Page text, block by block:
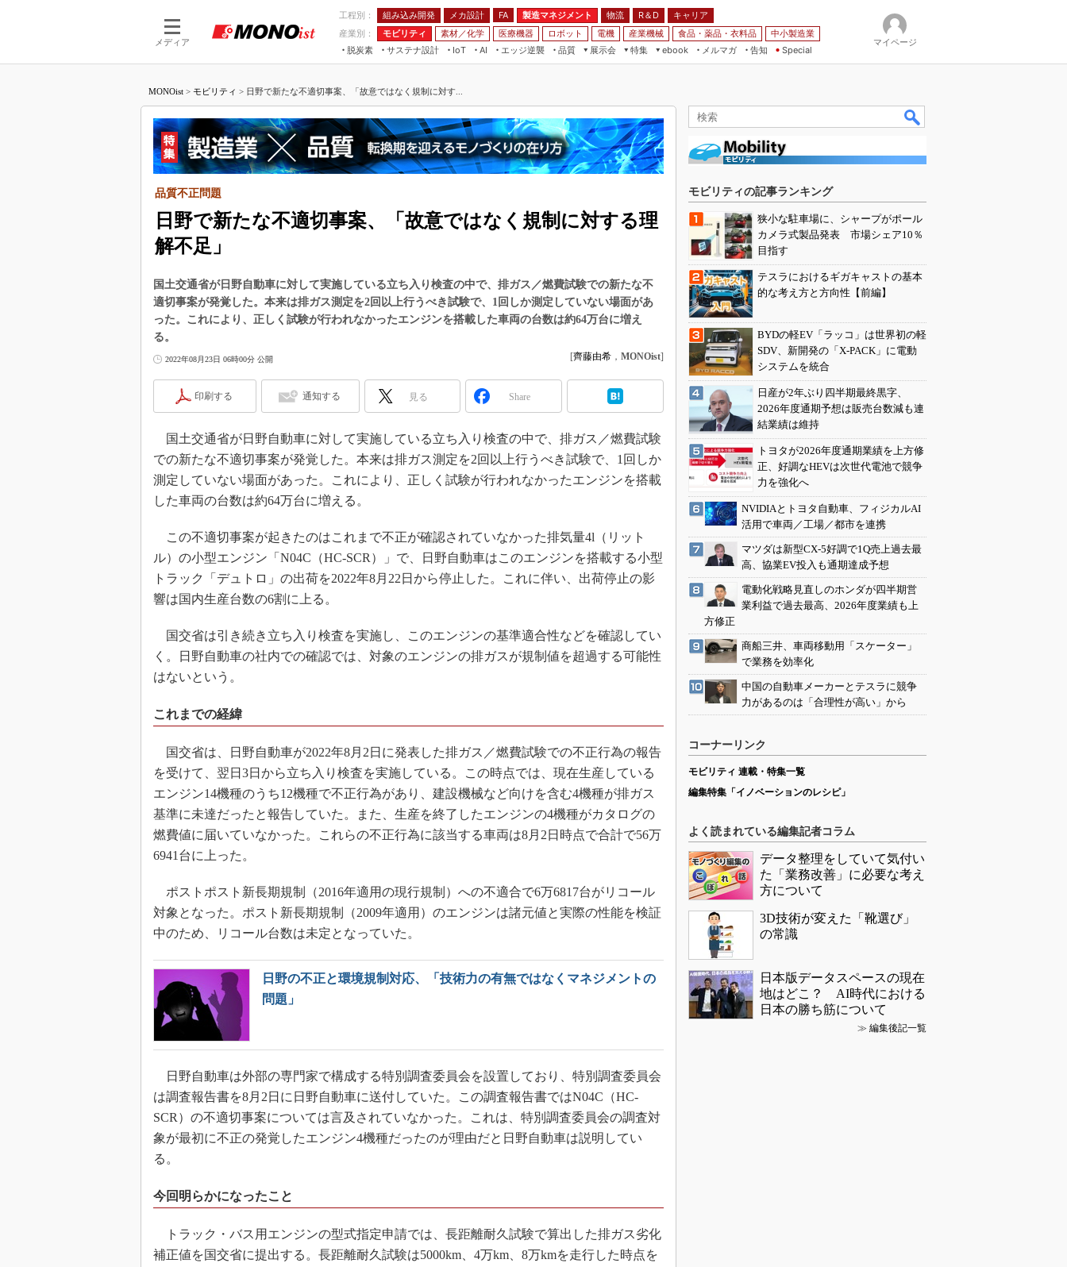
メディア
工程別： 組み込み開発 メカ設計 FA 製造マネジメント 物流 R＆D
キャリア
産業別：
モビリティ 素材／化学 医療機器 ロボット 電機 産業機械 食品・薬品・衣料品
中小製造業
脱炭素
サステナ設計
IoT
つながる工場
つながるサービス
AI
AI×設備保全
Physical AI
エッジ逆襲 品質
展示会
JIMTOF
組込み/エッジ コンピューティング
展＆IoT/5Gソリューション展
IIFES
国際ロボット展
TECHNO-FRONTIER
EdgeTech+
日本ものづくりワールド
特集
5G
VR／AR
フィールドサービス
組み込み画像技術
車載ソフト開発
ISO26262
S＆OP
インダストリー4.0
イノベーション
製造業ビッグデータ
植物工場
知財マネジメント
海外生産
制御セキュリティ
新型コロナへの対応
ebook
製造マネジメント
FA
モビリティ
メルマガ
告知 Special
マイページ
MONOist > モビリティ > 日野で新たな不適切事案、「故意ではなく規制に対す...
日野で新たな不適切事案、「故意ではなく規制に対する理
解不足」
品質不正問題
国土交通省が日野自動車に対して実施している立ち入り検査の中で、排ガス／燃費試験での新たな不
適切事案が発覚した。本来は排ガス測定を2回以上行うべき試験で、1回しか測定していない場面があ
った。これにより、正しく試験が行われなかったエンジンを搭載した車両の台数は約64万台に増え
る。
2022年08月23日 06時00分 公開 [齊藤由希 ， MONOist]
印刷する 通知する 見る Share
国土交通省が日野自動車に対して実施している立ち入り検査の中で、排ガス／燃費試験
での新たな不適切事案が発覚した。本来は排ガス測定を2回以上行うべき試験で、1回しか
測定していない場面があった。これにより、正しく試験が行われなかったエンジンを搭載
した車両の台数は約64万台に増える。
この不適切事案が起きたのはこれまで不正が確認されていなかった排気量4l（リット
ル）の小型エンジン「N04C（HC-SCR）」で、日野自動車はこのエンジンを搭載する小型
トラック「デュトロ」の出荷を2022年8月22日から停止した。これに伴い、出荷停止の影
響は国内生産台数の6割に上る。
国交省は引き続き立ち入り検査を実施し、このエンジンの基準適合性などを確認してい
く。日野自動車の社内での確認では、対象のエンジンの排ガスが規制値を超過する可能性
はないという。
これまでの経緯
国交省は、日野自動車が2022年8月2日に発表した排ガス／燃費試験での不正行為の報告
を受けて、翌日3日から立ち入り検査を実施している。この時点では、現在生産している
エンジン14機種のうち12機種で不正行為があり、建設機械など向けを含む4機種が排ガス
基準に未達だったと報告していた。また、生産を終了したエンジンの4機種がカタログの
燃費値に届いていなかった。これらの不正行為に該当する車両は8月2日時点で合計で56万
6941台に上った。
ポストポスト新長期規制（2016年適用の現行規制）への不適合で6万6817台がリコール
対象となった。ポスト新長期規制（2009年適用）のエンジンは諸元値と実際の性能を検証
中のため、リコール台数は未定となっていた。
日野の不正と環境規制対応、「技術力の有無ではなくマネジメントの
問題」
日野自動車は外部の専門家で構成する特別調査委員会を設置しており、特別調査委員会
は調査報告書を8月2日に日野自動車に送付していた。この調査報告書ではN04C（HC-
SCR）の不適切事案については言及されていなかった。これは、特別調査委員会の調査対
象が最初に不正の発覚したエンジン4機種だったのが理由だと日野自動車は説明してい
る。
今回明らかになったこと
トラック・バス用エンジンの型式指定申請では、長距離耐久試験で算出した排ガス劣化
補正値を国交省に提出する。長距離耐久試験は5000km、4万km、8万kmを走行した時点を
モビリティの記事ランキング
狭小な駐車場に、シャープがポール
カメラ式製品発表 市場シェア10％
目指す
テスラにおけるギガキャストの基本
的な考え方と方向性【前編】
BYDの軽EV「ラッコ」は世界初の軽
SDV、新開発の「X-PACK」に電動
システムを統合
日産が2年ぶり四半期最終黒字、
2026年度通期予想は販売台数減も連
結業績は維持
トヨタが2026年度通期業績を上方修
正、好調なHEVは次世代電池で競争
力を強化へ
NVIDIAとトヨタ自動車、フィジカルAI
活用で車両／工場／都市を連携
マツダは新型CX-5好調で1Q売上過去最
高、協業EV投入も通期達成予想
電動化戦略見直しのホンダが四半期営
業利益で過去最高、2026年度業績も上
方修正
商船三井、車両移動用「スケーター」
で業務を効率化
中国の自動車メーカーとテスラに競争
力があるのは「合理性が高い」から
コーナーリンク
モビリティ 連載・特集一覧
編集特集「イノベーションのレシピ」
よく読まれている編集記者コラム
データ整理をしていて気付い
た「業務改善」に必要な考え
方について
3D技術が変えた「靴選び」
の常識
日本版データスペースの現在
地はどこ？ AI時代における
日本の勝ち筋について
≫ 編集後記一覧